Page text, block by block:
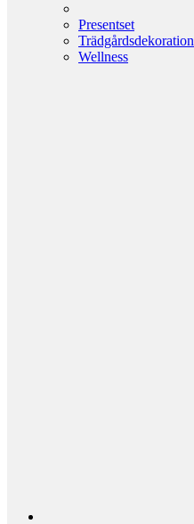
Presentset
Trädgårdsdekoration
Wellness